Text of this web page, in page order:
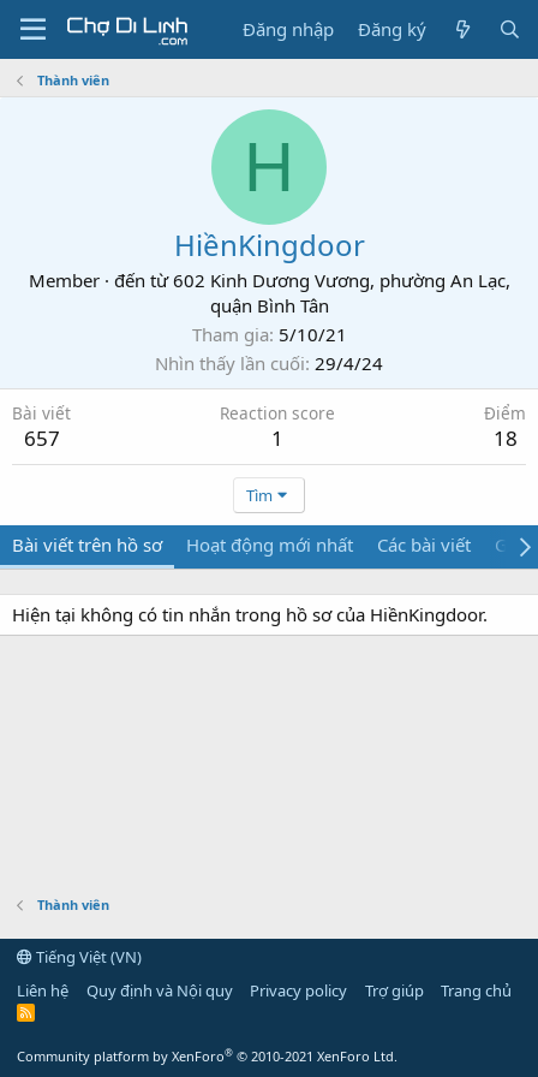
Đăng nhập Đăng ký
Thành viên
H
HiềnKingdoor
Member · đến từ 602 Kinh Dương Vương, phường An Lạc,
quận Bình Tân
Tham gia 5/10/21
Nhìn thấy lần cuối 29/4/24
Bài viết
657
Reaction score
1
Điểm
18
Tìm
Bài viết trên hồ sơ Hoạt động mới nhất Các bài viết Giới
Hiện tại không có tin nhắn trong hồ sơ của HiềnKingdoor.
Thành viên
Tiếng Việt (VN)
Liên hệ
Quy định và Nội quy Privacy policy Trợ giúp Trang chủ
R
Community platform by XenForo® © 2010-2021 XenForo Ltd.